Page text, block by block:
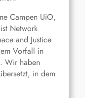
Campen UiO,
Network
and Justice
Vorfall in
Wir haben
in dem